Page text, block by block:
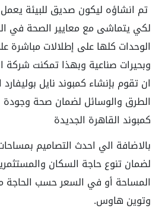
تم انشاؤه ليكون صديق للبيئة
لكي يتماشى مع معايير الصحة في
الوحدات كلها على إطلالات مباشرة
وبحيرات صناعية وبهذا تمكنت شركة
ان تقوم بإنشاء كمبوند نايل
الطرق والوسائل لضمان صحة
كمبوند القاهرة الجديدة
بالاضافة الي احدث التصاميم
لضمان تنوع حاجة السكان
المساحة أو في السعر حسب
وتوين هاوس.